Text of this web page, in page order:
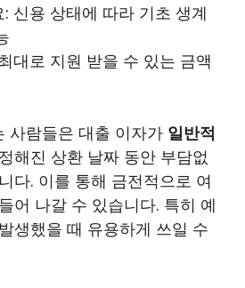
: 신용 상태에 따라 기초 생계
대로 지원 받을 수 있는 금액
사람들은 대출 이자가 일반적
정해진 상환 날짜 동안 부담없
다. 이를 통해 금전적으로 여
어 나갈 수 있습니다. 특히 예
생했을 때 유용하게 쓰일 수